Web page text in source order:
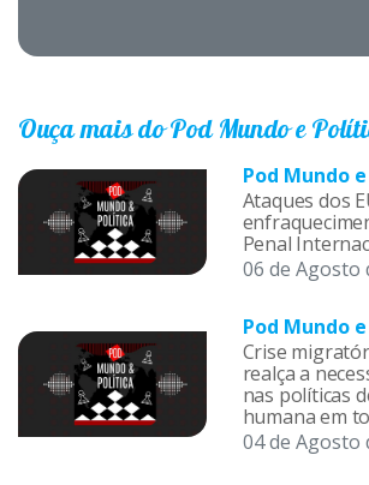
Ouça mais do Pod Mundo e
Pod Mundo
Ataques dos
Penal
06 de Agosto
Pod Mundo
Crise
realça a
nas políticas
humana em
04 de Agosto